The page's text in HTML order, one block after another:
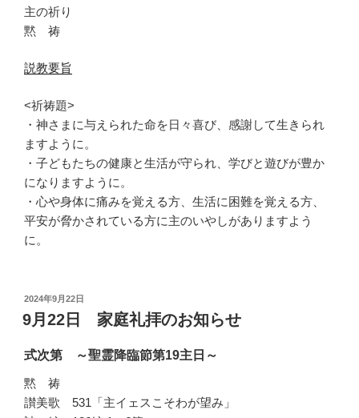
主の祈り
黙 祷
説教要旨
<祈祷題>
・神さまに与えられた命を日々喜び、感謝して生きられ
ますように。
・子どもたちの健康と生活が守られ、学びと遊びが豊か
になりますように。
・心や身体に痛みを覚える方、生活に困難を覚える方、
平安が脅かされている方に主のいやしがありますよう
に。
投
稿
日:
2024年9月22日
9月22日 家庭礼拝のお知らせ
式次第 ～聖霊降臨節第19主日～
黙 祷
讃美歌 531「主イェスこそわが望み」